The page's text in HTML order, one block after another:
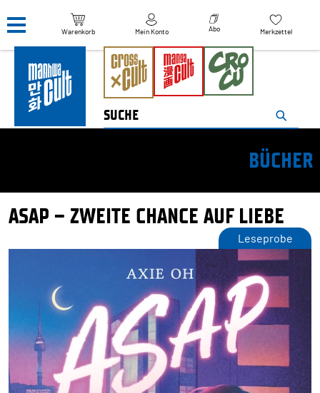
Warenkorb Mein Konto Abo Merkzettel
BÜCHER
ASAP – ZWEITE CHANCE AUF LIEBE
Leseprobe